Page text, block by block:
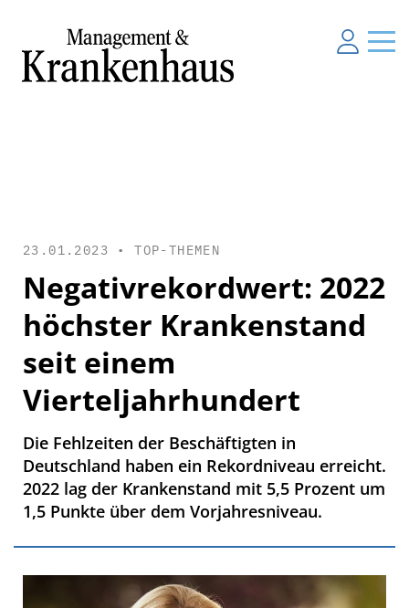
23.01.2023 •TOP-THEMEN
Negativrekordwert: 2022
höchster Krankenstand
seit einem
Vierteljahrhundert
Die Fehlzeiten der Beschäftigten in
Deutschland haben ein Rekordniveau erreicht.
2022 lag der Krankenstand mit 5,5 Prozent um
1,5 Punkte über dem Vorjahresniveau.